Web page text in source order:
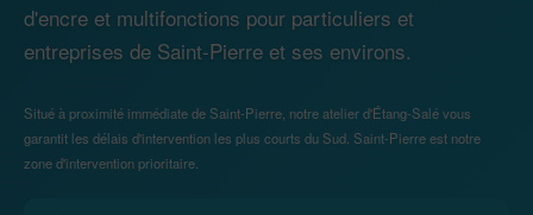
d'encre et multifonctions pour particuliers et
entreprises de Saint-Pierre et ses environs.
Situé à proximité immédiate de Saint-Pierre, notre atelier d'Étang-Salé vous
garantit les délais d'intervention les plus courts du Sud. Saint-Pierre est notre
zone d'intervention prioritaire.